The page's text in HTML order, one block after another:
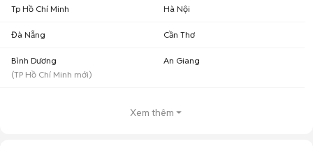
Tp Hồ Chí Minh Hà Nội
Đà Nẵng Cần Thơ
Bình Dương
(TP Hồ Chí Minh mới)
An Giang
Xem thêm